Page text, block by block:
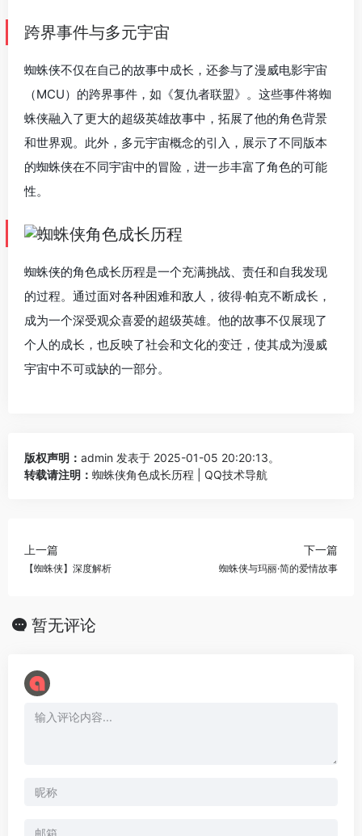
跨界事件与多元宇宙
蜘蛛侠不仅在自己的故事中成长，还参与了漫威电影宇宙
（MCU）的跨界事件，如《复仇者联盟》。这些事件将蜘
蛛侠融入了更大的超级英雄故事中，拓展了他的角色背景
和世界观。此外，多元宇宙概念的引入，展示了不同版本
的蜘蛛侠在不同宇宙中的冒险，进一步丰富了角色的可能
性。
蜘蛛侠的角色成长历程是一个充满挑战、责任和自我发现
的过程。通过面对各种困难和敌人，彼得·帕克不断成长，
成为一个深受观众喜爱的超级英雄。他的故事不仅展现了
个人的成长，也反映了社会和文化的变迁，使其成为漫威
宇宙中不可或缺的一部分。
版权声明： admin 发表于 2025-01-05 20:20:13。
转载请注明： 蜘蛛侠角色成长历程 | QQ技术导航
上一篇
【蜘蛛侠】深度解析
下一篇
蜘蛛侠与玛丽·简的爱情故事
暂无评论